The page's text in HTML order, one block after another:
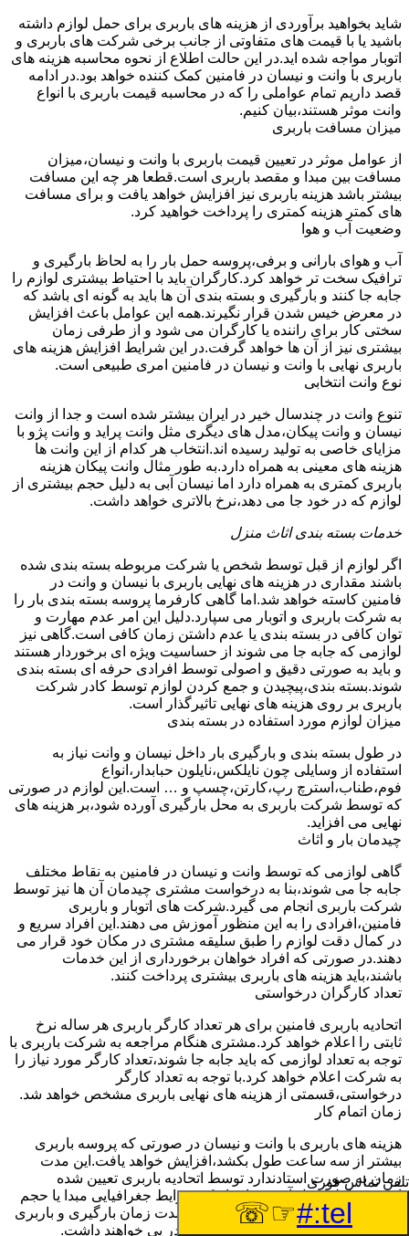
شاید بخواهید برآوردی از هزینه های باربری برای حمل لوازم داشته
باشید یا با قیمت های متفاوتی از جانب برخی شرکت های باربری و
اتوبار مواجه شده اید.در این حالت اطلاع از نحوه محاسبه هزینه های
باربری با وانت و نیسان در فامنین کمک کننده خواهد بود.در ادامه
قصد داریم تمام عواملی را که در محاسبه قیمت باربری با انواع
وانت موثر هستند،بیان کنیم.
میزان مسافت باربری
از عوامل موثر در تعیین قیمت باربری با وانت و نیسان،میزان
مسافت بین مبدا و مقصد باربری است.قطعا هر چه این مسافت
بیشتر باشد هزینه باربری نیز افزایش خواهد یافت و برای مسافت
های کمتر هزینه کمتری را پرداخت خواهید کرد.
وضعیت آب و هوا
آب و هوای بارانی و برفی،پروسه حمل بار را به لحاظ بارگیری و
ترافیک سخت تر خواهد کرد.کارگران باید با احتیاط بیشتری لوازم را
جابه جا کنند و بارگیری و بسته بندی آن ها باید به گونه ای باشد که
در معرض خیس شدن قرار نگیرند.همه این عوامل باعث افزایش
سختی کار برای راننده یا کارگران می شود و از طرفی زمان
بیشتری نیز از آن ها خواهد گرفت.در این شرایط افزایش هزینه های
باربری نهایی با وانت و نیسان در فامنین امری طبیعی است.
نوع وانت انتخابی
تنوع وانت در چندسال خیر در ایران بیشتر شده است و جدا از وانت
نیسان و وانت پیکان،مدل های دیگری مثل وانت پراید و وانت پژو با
مزایای خاصی به تولید رسیده اند.انتخاب هر کدام از این وانت ها
هزینه های معینی به همراه دارد.به طور مثال وانت پیکان هزینه
باربری کمتری به همراه دارد اما نیسان آبی به دلیل حجم بیشتری از
لوازم که در خود جا می دهد،نرخ بالاتری خواهد داشت.
خدمات بسته بندی اثاث منزل
اگر لوازم از قبل توسط شخص یا شرکت مربوطه بسته بندی شده
باشند مقداری در هزینه های نهایی باربری با نیسان و وانت در
فامنین کاسته خواهد شد.اما گاهی کارفرما پروسه بسته بندی بار را
به شرکت باربری و اتوبار می سپارد.دلیل این امر عدم مهارت و
توان کافی در بسته بندی یا عدم داشتن زمان کافی است.گاهی نیز
لوازمی که جابه جا می شوند از حساسیت ویژه ای برخوردار هستند
و باید به صورتی دقیق و اصولی توسط افرادی حرفه ای بسته بندی
شوند.بسته بندی،پیچیدن و جمع کردن لوازم توسط کادر شرکت
باربری بر روی هزینه های نهایی تاثیرگذار است.
میزان لوازم مورد استفاده در بسته بندی
در طول بسته بندی و بارگیری بار داخل نیسان و وانت نیاز به
استفاده از وسایلی چون نایلکس،نایلون حبابدار،انواع
فوم،طناب،استرچ رپ،کارتن،چسپ و … است.این لوازم در صورتی
که توسط شرکت باربری به محل بارگیری آورده شود،بر هزینه های
نهایی می افزاید.
چیدمان بار و اثاث
گاهی لوازمی که توسط وانت و نیسان در فامنین به نقاط مختلف
جابه جا می شوند،بنا به درخواست مشتری چیدمان آن ها نیز توسط
شرکت باربری انجام می گیرد.شرکت های اتوبار و باربری
فامنین،افرادی را به این منظور آموزش می دهند.این افراد سریع و
در کمال دقت لوازم را طبق سلیقه مشتری در مکان خود قرار می
دهند.در صورتی که افراد خواهان برخورداری از این خدمات
باشند،باید هزینه های باربری بیشتری پرداخت کنند.
تعداد کارگران درخواستی
اتحادیه باربری فامنین برای هر تعداد کارگر باربری هر ساله نرخ
ثابتی را اعلام خواهد کرد.مشتری هنگام مراجعه به شرکت باربری با
توجه به تعداد لوازمی که باید جابه جا شوند،تعداد کارگر مورد نیاز را
به شرکت اعلام خواهد کرد.با توجه به تعداد کارگر
درخواستی،قسمتی از هزینه های نهایی باربری مشخص خواهد شد.
زمان اتمام کار
هزینه های باربری با وانت و نیسان در صورتی که پروسه باربری
بیشتر از سه ساعت طول بکشد،افزایش خواهد یافت.این مدت
زمان به صورت استادندارد توسط اتحادیه باربری تعیین شده
است.عواملی مثل آب وهوا،ترافیک،شرایط جغرافیایی مبدا یا حجم
زیاد لوازم ممکن است باعث افزایش مدت زمان بارگیری و باربری
شوند که افزایش هزینه های باربری را در پی خواهند داشت.
تلفن تماس فوری
tel:#
☞☏